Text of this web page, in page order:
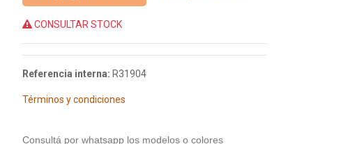
CONSULTAR STOCK
Referencia interna: R31904
Términos y condiciones
Consultá por whatsapp los modelos o colores